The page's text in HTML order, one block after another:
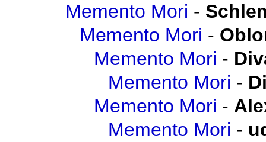
Memento Mori -
Memento Mori -
Memento Mori -
Memento Mori -
Memento Mori -
Memento Mori -